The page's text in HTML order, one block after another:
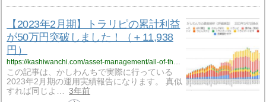
【2023年2月期】トラリピの累計利益
が50万円突破しました！（＋11,938
円）
この記事は、かしわんちで実際に行っている
2023年2月期の運用実績報告になります。 真似
すれば同じよ…
3年前